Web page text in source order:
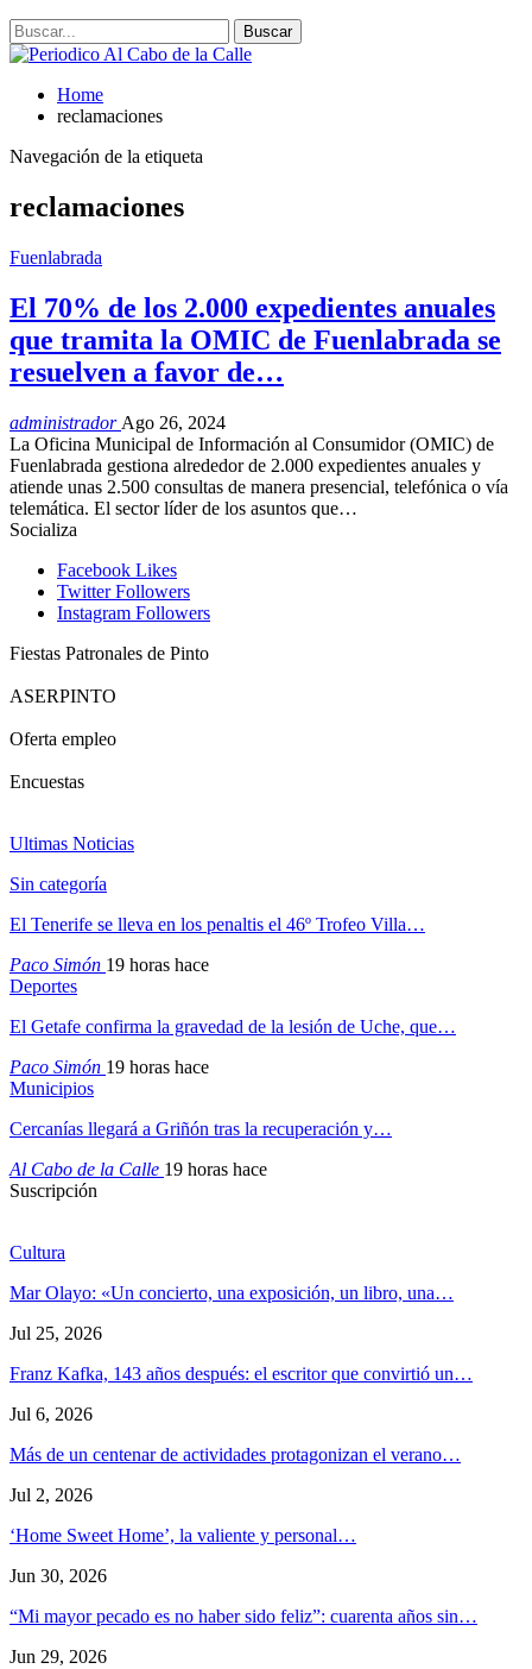
Home
reclamaciones
Navegación de la etiqueta
reclamaciones
Fuenlabrada
El 70% de los 2.000 expedientes anuales
que tramita la OMIC de Fuenlabrada se
resuelven a favor de…
administrador Ago 26, 2024
La Oficina Municipal de Información al Consumidor (OMIC) de
Fuenlabrada gestiona alrededor de 2.000 expedientes anuales y
atiende unas 2.500 consultas de manera presencial, telefónica o vía
telemática. El sector líder de los asuntos que…
Socializa
Facebook Likes
Twitter Followers
Instagram Followers
Fiestas Patronales de Pinto
ASERPINTO
Oferta empleo
Encuestas
Ultimas Noticias
Sin categoría
El Tenerife se lleva en los penaltis el 46º Trofeo Villa…
Paco Simón 19 horas hace
Deportes
El Getafe confirma la gravedad de la lesión de Uche, que…
Paco Simón 19 horas hace
Municipios
Cercanías llegará a Griñón tras la recuperación y…
Al Cabo de la Calle 19 horas hace
Suscripción
Cultura
Mar Olayo: «Un concierto, una exposición, un libro, una…
Jul 25, 2026
Franz Kafka, 143 años después: el escritor que convirtió un…
Jul 6, 2026
Más de un centenar de actividades protagonizan el verano…
Jul 2, 2026
‘Home Sweet Home’, la valiente y personal…
Jun 30, 2026
“Mi mayor pecado es no haber sido feliz”: cuarenta años sin…
Jun 29, 2026